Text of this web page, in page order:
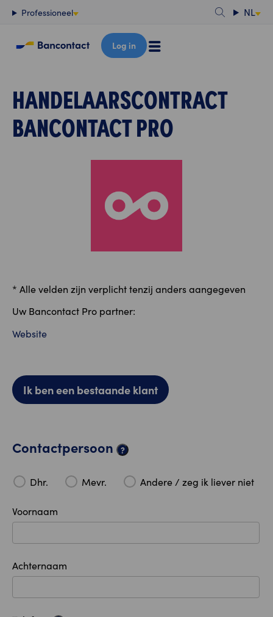
Content
Professioneel NL
Log in
HANDELAARSCONTRACT
BANCONTACT PRO
* Alle velden zijn verplicht tenzij anders aangegeven
Uw Bancontact Pro partner:
Website
Ik ben een bestaande klant
Contactpersoon ?
Dhr. Mevr. Andere / zeg ik liever niet
Voornaam
Achternaam